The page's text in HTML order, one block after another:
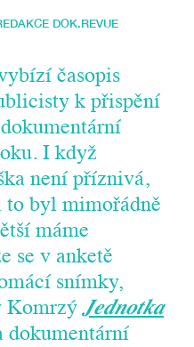
DOK.REVUE
časopis
k přispění
I když
není příznivá,
byl mimořádně
máme
se v anketě
snímky,
KomrzýJednotka
dokumentární